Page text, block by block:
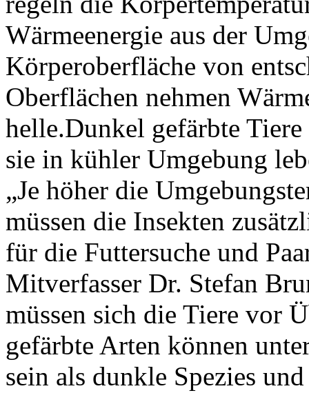
Wärmeenergie aus der
Körperoberfläche von
Oberflächen nehmen
helle.Dunkel gefärbte
sie in kühler Umgebung
„Je höher die
müssen die Insekten
für die Futtersuche und
Mitverfasser Dr. Stefan
müssen sich die Tiere vor
gefärbte Arten können
sein als dunkle Spezies